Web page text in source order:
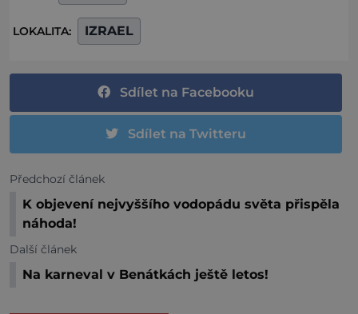
LOKALITA: IZRAEL
Sdílet na Facebooku
Sdílet na Twitteru
Předchozí článek
K objevení nejvyššího vodopádu světa přispěla
náhoda!
Další článek
Na karneval v Benátkách ještě letos!